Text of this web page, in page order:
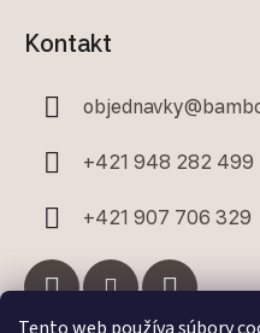
Kontakt
objednavky@
+421 948 282 499
+421 907 706 329